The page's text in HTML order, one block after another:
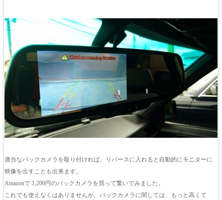
適当なバックカメラを取り付ければ、リバースに入れると自動的にモニターに
映像を出すことも出来ます。
Amazonで 1,200円のバックカメラを買って繋いでみました。
これでも使えなくはありませんが、バックカメラに関しては、もっと高くて